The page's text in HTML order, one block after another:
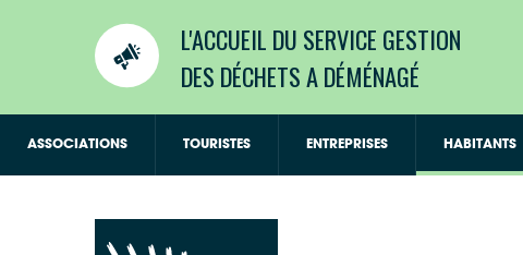
L'ACCUEIL DU SERVICE GESTION
DES DÉCHETS A DÉMÉNAGÉ
ASSOCIATIONS TOURISTES ENTREPRISES HABITANTS